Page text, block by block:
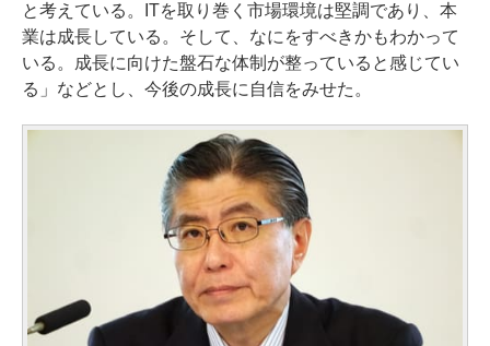
と考えている。ITを取り巻く市場環境は堅調であり、本
業は成長している。そして、なにをすべきかもわかって
いる。成長に向けた盤石な体制が整っていると感じてい
る」などとし、今後の成長に自信をみせた。